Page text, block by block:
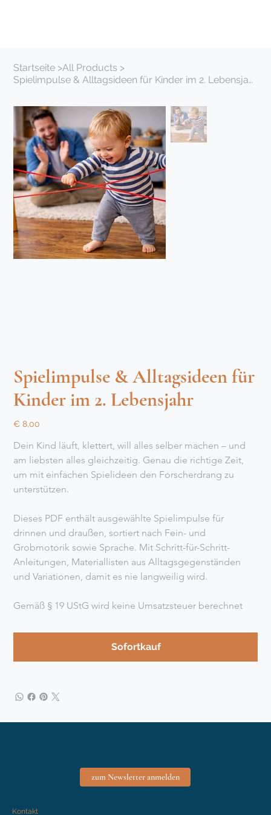
Startseite >All Products >
Spielimpulse & Alltagsideen für Kinder im 2. Lebensjahr
Spielimpulse & Alltagsideen für
Kinder im 2. Lebensjahr
Preis
€ 8,00
Dein Kind läuft, klettert, will alles selber machen – und
am liebsten alles gleichzeitig. Genau die richtige Zeit,
um mit einfachen Spielideen den Forscherdrang zu
unterstützen.
Dieses PDF enthält ausgewählte Spielimpulse für
drinnen und draußen, sortiert nach Fein- und
Grobmotorik sowie Sprache. Mit Schritt-für-Schritt-
Anleitungen, Materiallisten aus Alltagsgegenständen
und Variationen, damit es nie langweilig wird.
Gemäß § 19 UStG wird keine Umsatzsteuer berechnet
Sofortkauf
Kontakt
zum Newsletter anmelden